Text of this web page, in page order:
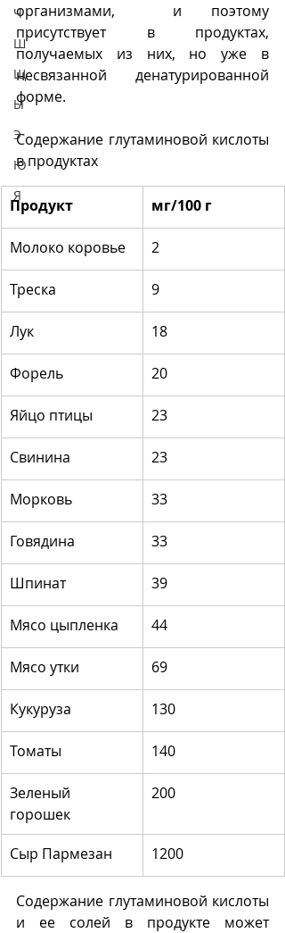
Ч
Ш
Щ
Ы
Э
Ю
Я
организмами,  и поэтому
присутствует в продуктах,
получаемых из них, но уже в
несвязанной денатурированной
форме.
Содержание глутаминовой кислоты
в продуктах
Продукт ​мг/100 г
​Молоко коровье 2
​Треска ​9
Лук 18
Форель 20
Яйцо птицы 23
Свинина 23
Морковь 33
Говядина 33
Шпинат 39
Мясо цыпленка 44
Мясо утки 69
Кукуруза 130
Томаты 140
Зеленый
горошек
200
Сыр Пармезан 1200
Содержание глутаминовой кислоты
и ее солей в продукте может